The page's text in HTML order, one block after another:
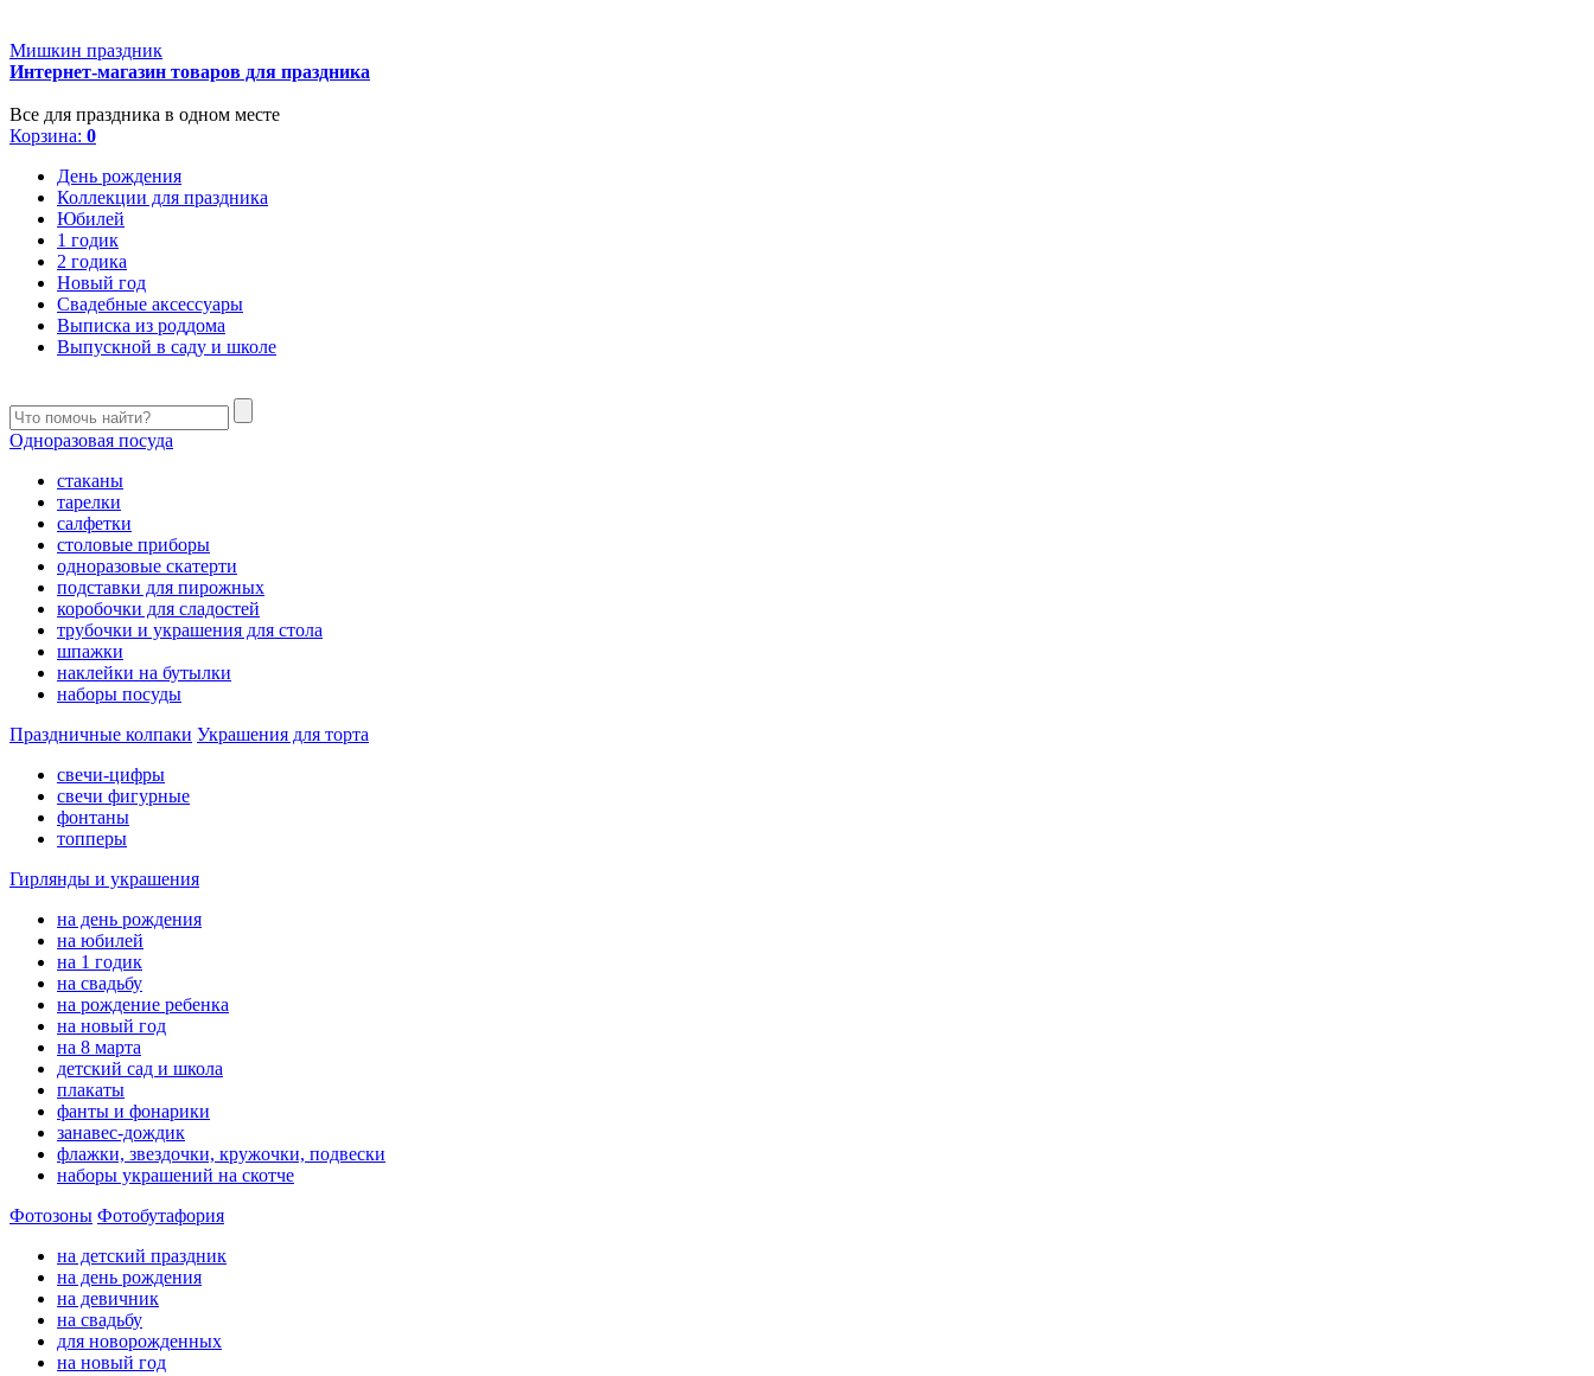
Мишкин праздник
Интернет-магазин товаров для праздника
Все для праздника в одном месте
Корзина: 0
День рождения
Коллекции для праздника
Юбилей
1 годик
2 годика
Новый год
Свадебные аксессуары
Выписка из роддома
Выпускной в саду и школе
Одноразовая посуда
стаканы
тарелки
салфетки
столовые приборы
одноразовые скатерти
подставки для пирожных
коробочки для сладостей
трубочки и украшения для стола
шпажки
наклейки на бутылки
наборы посуды
Праздничные колпаки Украшения для торта
свечи-цифры
свечи фигурные
фонтаны
топперы
Гирлянды и украшения
на день рождения
на юбилей
на 1 годик
на свадьбу
на рождение ребенка
на новый год
на 8 марта
детский сад и школа
плакаты
фанты и фонарики
занавес-дождик
флажки, звездочки, кружочки, подвески
наборы украшений на скотче
Фотозоны Фотобутафория
на детский праздник
на день рождения
на девичник
на свадьбу
для новорожденных
на новый год